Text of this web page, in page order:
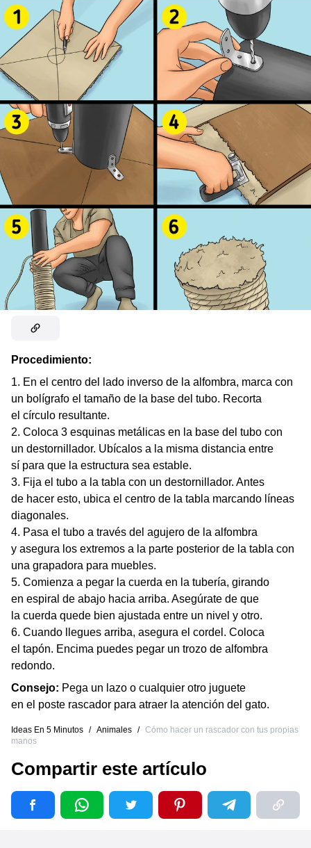
Procedimiento:
En el centro del lado inverso de la alfombra, marca con
un bolígrafo el tamaño de la base del tubo. Recorta
el círculo resultante.
Coloca 3 esquinas metálicas en la base del tubo con
un destornillador. Ubícalos a la misma distancia entre
sí para que la estructura sea estable.
Fija el tubo a la tabla con un destornillador. Antes
de hacer esto, ubica el centro de la tabla marcando líneas
diagonales.
Pasa el tubo a través del agujero de la alfombra
y asegura los extremos a la parte posterior de la tabla con
una grapadora para muebles.
Comienza a pegar la cuerda en la tubería, girando
en espiral de abajo hacia arriba. Asegúrate de que
la cuerda quede bien ajustada entre un nivel y otro.
Cuando llegues arriba, asegura el cordel. Coloca
el tapón. Encima puedes pegar un trozo de alfombra
redondo.
Consejo: Pega un lazo o cualquier otro juguete
en el poste rascador para atraer la atención del gato.
Ideas En 5 Minutos / Animales / Cómo hacer un rascador con tus propias
manos
Compartir este artículo